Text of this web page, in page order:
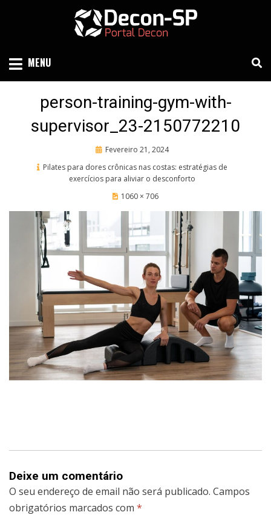
MENU
person-training-gym-with-
supervisor_23-2150772210
Posted
Fevereiro 21, 2024
Pilates para dores crônicas nas costas: estratégias de
exercícios para aliviar o desconforto
1060 × 706
Deixe um comentário
O seu endereço de email não será publicado. Campos
obrigatórios marcados com *